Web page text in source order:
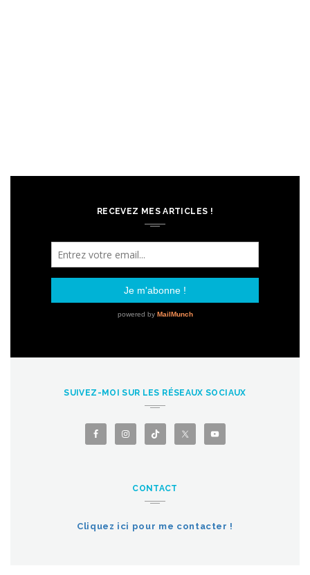
RECEVEZ MES ARTICLES !
SUIVEZ-MOI SUR LES RÉSEAUX SOCIAUX
CONTACT
Cliquez ici pour me contacter !